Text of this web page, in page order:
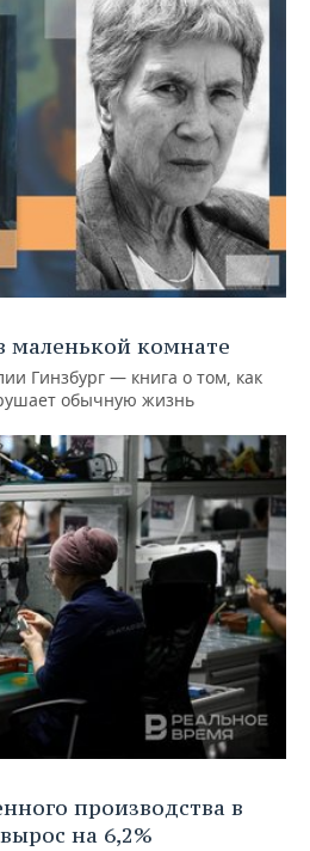
маленькой комнате
Гинзбург — книга о том, как
обычную жизнь
производства в
на 6,2%